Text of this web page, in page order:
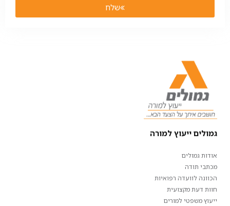
שלח
גמולים ייעוץ למורה
אודות גמולים
מכתבי תודה
הכוונה לוועדה רפואיות
חוות דעת מקצועית
ייעוץ משפטי למורים